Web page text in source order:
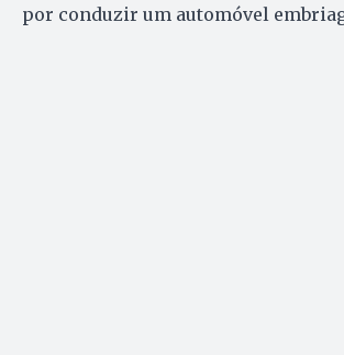
por conduzir um automóvel